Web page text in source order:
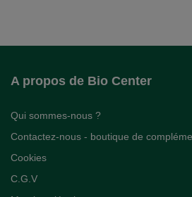
A propos de Bio Center
Qui sommes-nous ?
Contactez-nous - boutique de
Cookies
C.G.V